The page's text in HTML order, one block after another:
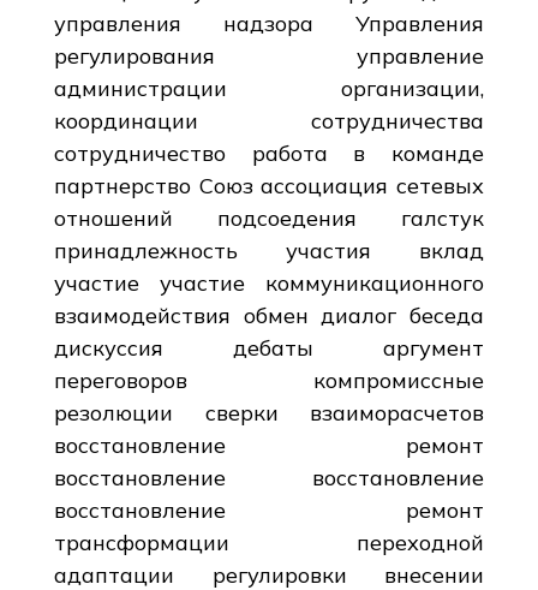
управления надзора Управления
регулирования управление
администрации организации,
координации сотрудничества
сотрудничество работа в команде
партнерство Союз ассоциация сетевых
отношений подсоедения галстук
принадлежность участия вклад
участие участие коммуникационного
взаимодействия обмен диалог беседа
дискуссия дебаты аргумент
переговоров компромиссные
резолюции сверки взаиморасчетов
восстановление ремонт
восстановление восстановление
восстановление ремонт
трансформации переходной
адаптации регулировки внесении